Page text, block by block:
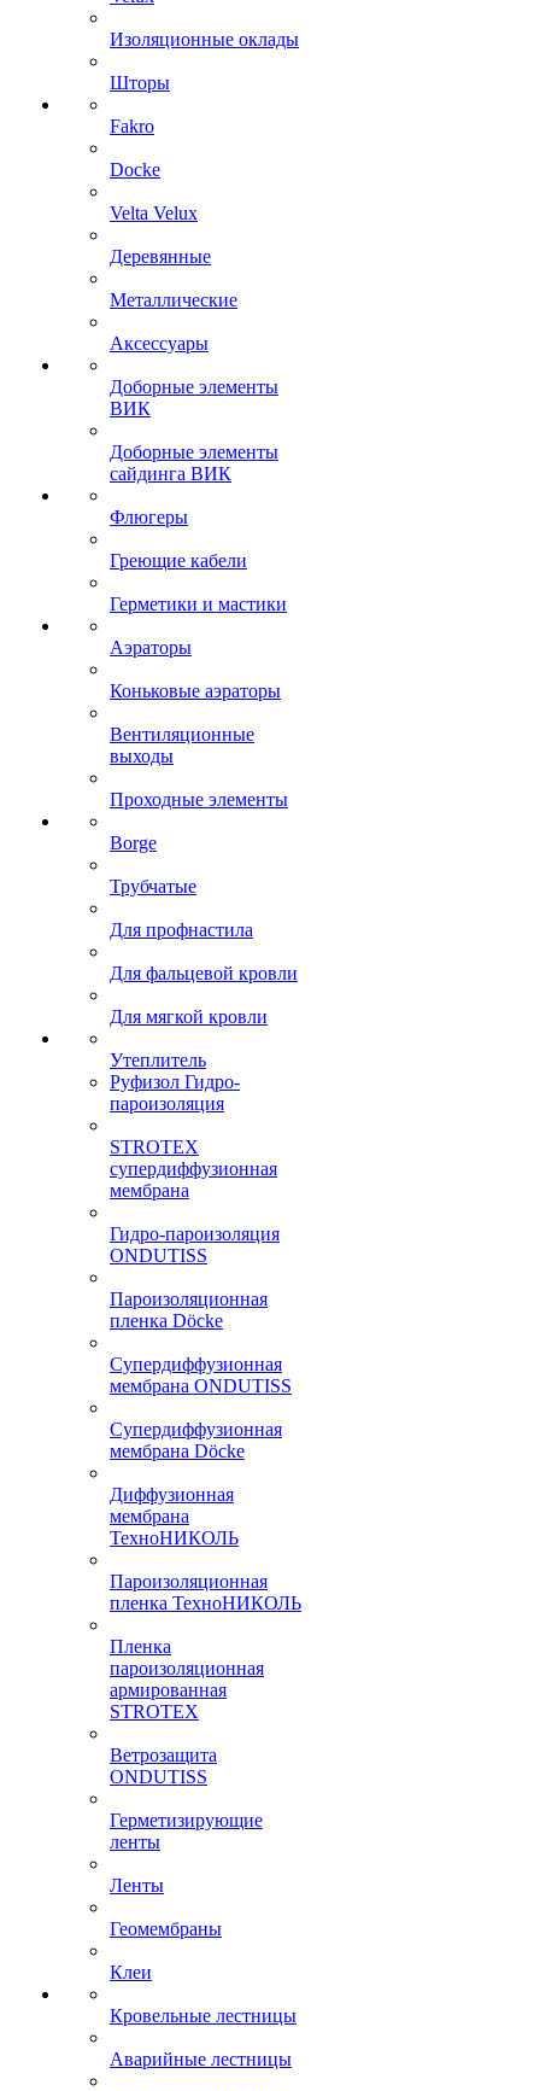
Изоляционные оклады
Шторы
Fakro
Docke
Velta Velux
Деревянные
Металлические
Аксессуары
Доборные элементы
ВИК
Доборные элементы
сайдинга ВИК
Флюгеры
Греющие кабели
Герметики и мастики
Аэраторы
Коньковые аэраторы
Вентиляционные
выходы
Проходные элементы
Borge
Трубчатые
Для профнастила
Для фальцевой кровли
Для мягкой кровли
Утеплитель
Руфизол Гидро-
пароизоляция
STROTEX
супердиффузионная
мембрана
Гидро-пароизоляция
ONDUTISS
Пароизоляционная
пленка Döcke
Супердиффузионная
мембрана ONDUTISS
Супердиффузионная
мембрана Döcke
Диффузионная
мембрана
ТехноНИКОЛЬ
Пароизоляционная
пленка ТехноНИКОЛЬ
Пленка
пароизоляционная
армированная
STROTEX
Ветрозащита
ONDUTISS
Герметизирующие
ленты
Ленты
Геомембраны
Клеи
Кровельные лестницы
Аварийные лестницы